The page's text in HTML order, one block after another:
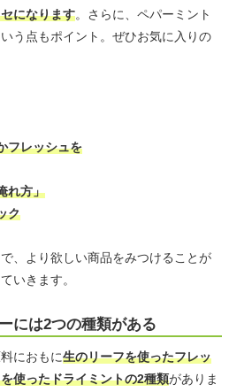
になります。さらに、ペパーミント
う点もポイント。ぜひお気に入りの
フレッシュを
れ方」
ク
、より欲しい商品をみつけることが
いきます。
には2つの種類がある
におもに生のリーフを使ったフレッ
使ったドライミントの2種類がありま